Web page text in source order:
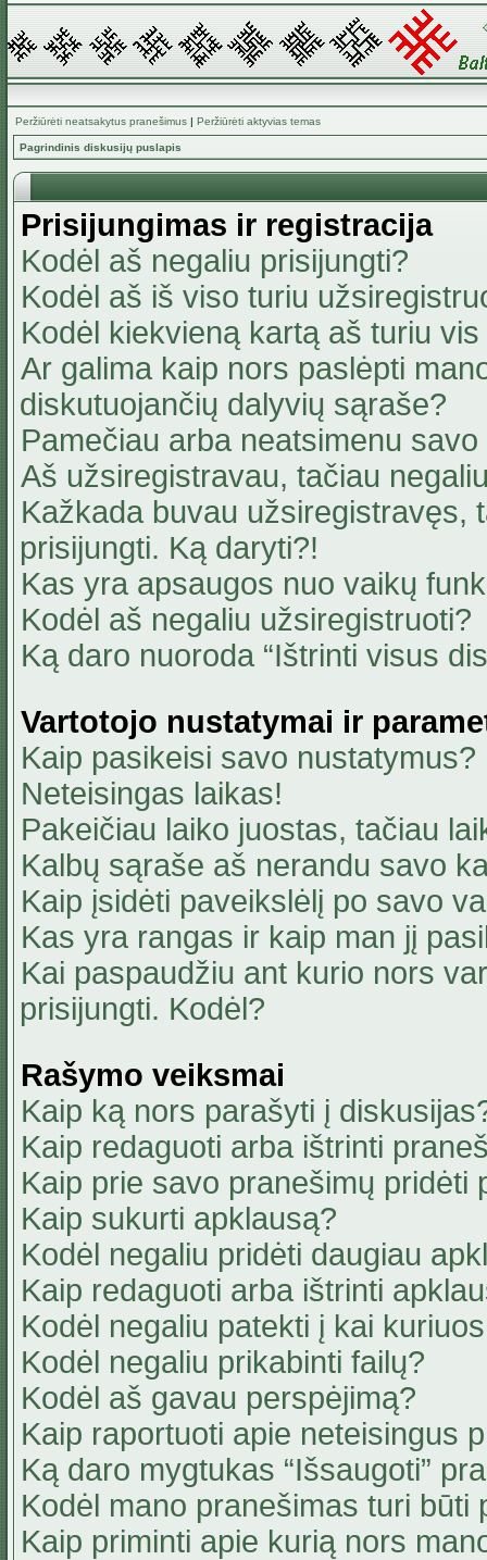
Peržiūrėti neatsakytus pranešimus | Peržiūrėti aktyvias temas
Pagrindinis diskusijų puslapis
Prisijungimas ir registracija
Kodėl aš negaliu prisijungti?
Kodėl aš iš viso turiu
Kodėl kiekvieną kartą aš turiu
Ar galima kaip nors paslėpti
diskutuojančių dalyvių sąraše?
Pamečiau arba neatsimenu
Aš užsiregistravau, tačiau
Kažkada buvau užsiregistravęs,
prisijungti. Ką daryti?!
Kas yra apsaugos nuo vaikų
Kodėl aš negaliu užsiregistruoti?
Ką daro nuoroda “Ištrinti visus
Vartotojo nustatymai ir
Kaip pasikeisi savo nustatymus?
Neteisingas laikas!
Pakeičiau laiko juostas, tačiau
Kalbų sąraše aš nerandu savo
Kaip įsidėti paveikslėlį po savo
Kas yra rangas ir kaip man jį
Kai paspaudžiu ant kurio nors
prisijungti. Kodėl?
Rašymo veiksmai
Kaip ką nors parašyti į
Kaip redaguoti arba ištrinti
Kaip prie savo pranešimų pridėti
Kaip sukurti apklausą?
Kodėl negaliu pridėti daugiau
Kaip redaguoti arba ištrinti
Kodėl negaliu patekti į kai
Kodėl negaliu prikabinti failų?
Kodėl aš gavau perspėjimą?
Kaip raportuoti apie neteisingus
Ką daro mygtukas “Išsaugoti”
Kodėl mano pranešimas turi būti
Kaip priminti apie kurią nors